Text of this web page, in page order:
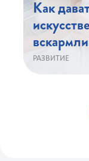
Как
РАЗВИТИЕ